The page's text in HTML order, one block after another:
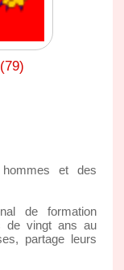
et des
de formation
de vingt ans au
partage leurs